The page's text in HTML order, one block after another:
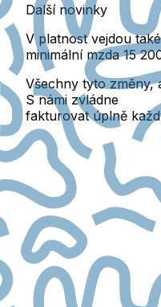
Další novinky
V platnost vejdou
minimální mzda 15
Všechny tyto změny,
S námi zvládne
fakturovat úplně